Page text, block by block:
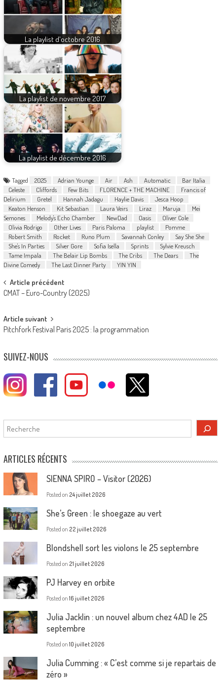
La playlist d'octobre 2016
La playlist de novembre 2017
La playlist de décembre 2016
Tagged 2025 Adrian Younge Air Ash Automatic
Bar Italia
Celeste
Cliffords Few Bits FLORENCE + THE MACHINE
Francis of
Delirium
Gretel Hannah Jadagu Haylie Davis
Jesca Hoop
Keaton Henson
Kit Sebastian Laura Veirs Liraz Maruja
Mei
Semones
Melody's Echo Chamber NewDad Oasis
Oliver Cole
Olivia Rodrigo
Other Lives Paris Paloma playlist
Pomme
Robert Smith
Rocket Runo Plum Savannah Conley
Say She She
She's In Parties
Silver Gore Sofia Isella Sprints
Sylvie Kreusch
Tame Impala
The Belair Lip Bombs The Cribs The Dears
The
Divine Comedy
The Last Dinner Party YIN YIN
Post
navigation
Article précédent
CMAT – Euro-Country (2025)
Article suivant
Pitchfork Festival Paris 2025 : la programmation
SUIVEZ-NOUS
Rechercher
ARTICLES RÉCENTS
SIENNA SPIRO – Visitor (2026)
Posted on 24 juillet 2026
She’s Green : le shoegaze au vert
Posted on 22 juillet 2026
Blondshell sort les violons le 25 septembre
Posted on 21 juillet 2026
PJ Harvey en orbite
Posted on 16 juillet 2026
Julia Jacklin : un nouvel album chez 4AD le 25
septembre
Posted on 10 juillet 2026
Julia Cumming : « C’est comme si je repartais de
zéro »